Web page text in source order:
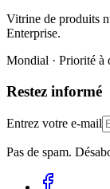
Vitrine de produits
Enterprise.
Mondial · Priorité à
Restez informé
Entrez votre e-mail
Pas de spam.